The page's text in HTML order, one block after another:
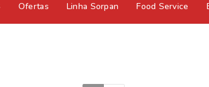
Ofertas Linha Sorpan Food Service